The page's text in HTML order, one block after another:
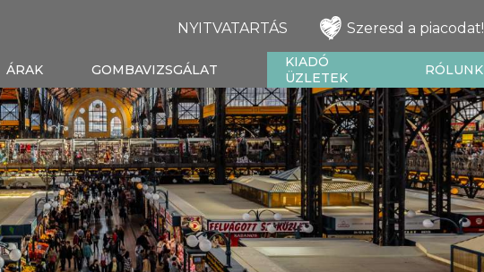
NYITVATARTÁS Szeresd a piacodat!
ÁRAK GOMBAVIZSGÁLAT
KIADÓ
ÜZLETEK
RÓLUNK